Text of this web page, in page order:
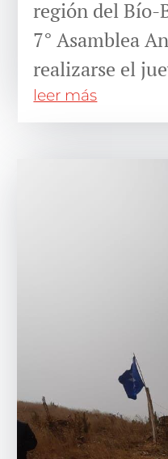
región del Bío-
7° Asamblea
realizarse el
leer más